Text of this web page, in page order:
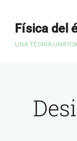
Física del
UNA TEORÍA
Física del éter